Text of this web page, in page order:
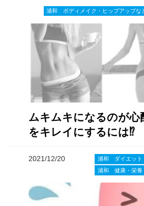
浦和 ボディメイク・ヒップアップな
ムキムキになるのが心
をキレイにするには⁉️
2021/12/20
浦和 ダイエット
浦和 健康・栄養